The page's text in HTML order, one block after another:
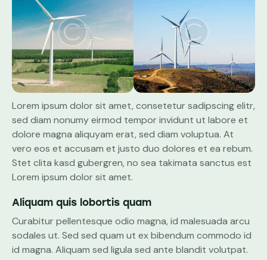
Lorem ipsum dolor sit amet, consetetur sadipscing elitr,
sed diam nonumy eirmod tempor invidunt ut labore et
dolore magna aliquyam erat, sed diam voluptua. At
vero eos et accusam et justo duo dolores et ea rebum.
Stet clita kasd gubergren, no sea takimata sanctus est
Lorem ipsum dolor sit amet.
Aliquam quis lobortis quam
Curabitur pellentesque odio magna, id malesuada arcu
sodales ut. Sed sed quam ut ex bibendum commodo id
id magna. Aliquam sed ligula sed ante blandit volutpat.